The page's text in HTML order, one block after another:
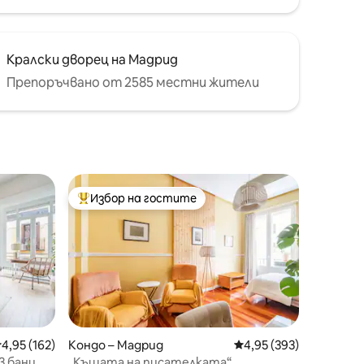
Кралски дворец на Мадрид
Препоръчвано от 2585 местни жители
оценка: 4,95 от 5, 162 отзива
4,95 (162)
Най-популярен избор на гостите
Избор на гостите
Кондо – Мадрид Средна оценка: 4,95
4,95 (393)